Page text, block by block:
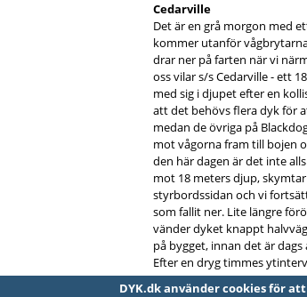
Cedarville
Det är en grå morgon med
kommer utanför
drar ner på farten när vi
oss vilar s/s Cedarville - ett
med sig i djupet efter en
att det behövs flera dyk för
medan de övriga på
mot vågorna fram till bojen
den här dagen är det inte
mot 18 meters djup,
styrbordssidan och vi
som fallit ner. Lite längre
vänder dyket knappt
på bygget, innan det är
Efter en dryg timmes
DYK.dk använder cookies för att